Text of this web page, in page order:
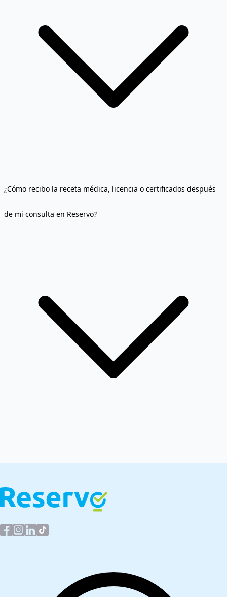
¿Cómo recibo la receta médica, licencia o certificados después
de mi consulta en Reservo?